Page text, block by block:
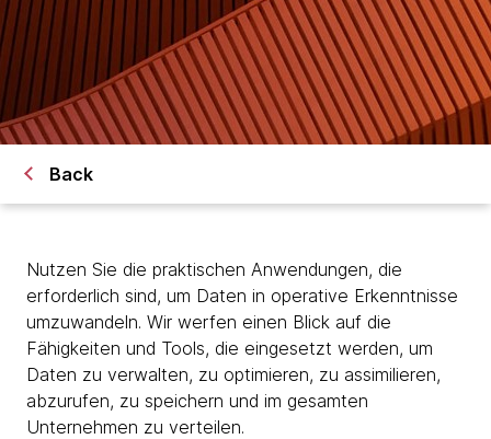
Back
Nutzen Sie die praktischen Anwendungen, die
erforderlich sind, um Daten in operative Erkenntnisse
umzuwandeln. Wir werfen einen Blick auf die
Fähigkeiten und Tools, die eingesetzt werden, um
Daten zu verwalten, zu optimieren, zu assimilieren,
abzurufen, zu speichern und im gesamten
Unternehmen zu verteilen.